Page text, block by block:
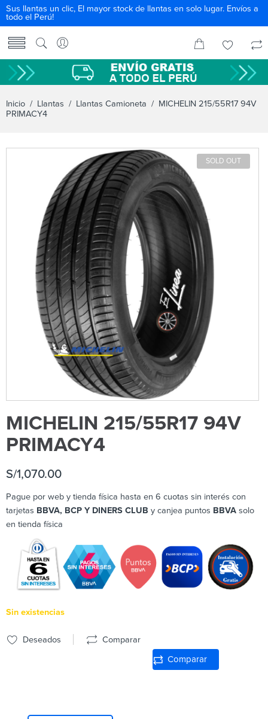
Sus llantas un clic, El mayor stock de llantas en solo lugar. Envíos a
todo el Perú!
Inicio / Llantas / Llantas Camioneta / MICHELIN 215/55R17 94V
PRIMACY4
SOLD OUT
MICHELIN 215/55R17 94V
PRIMACY4
S/1,070.00
Pague por web y tienda física hasta en 6 cuotas sin interés con
tarjetas BBVA, BCP Y DINERS CLUB y canjea puntos BBVA solo
en tienda física
Sin existencias
Deseados Comparar
Comparar